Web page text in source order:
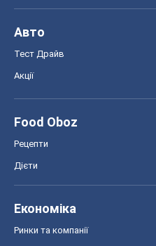
Авто
Тест Драйв
Акції
Food Oboz
Рецепти
Дієти
Економіка
Ринки та компанії